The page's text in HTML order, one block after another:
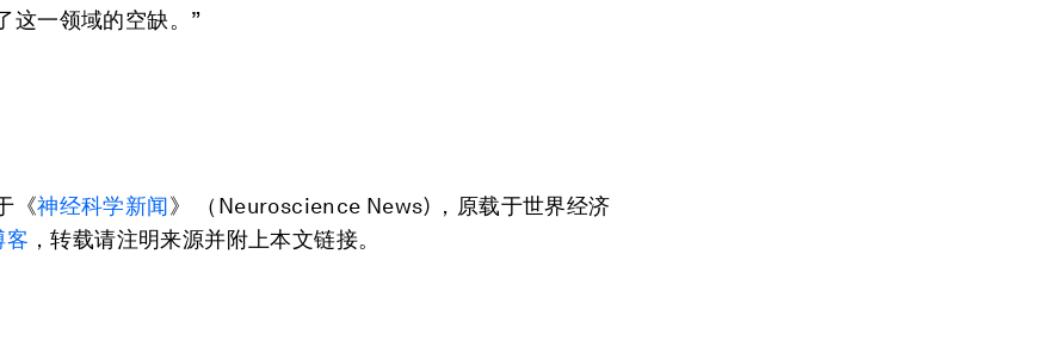
这一领域的空缺。”
《神经科学新闻》 （Neuroscience News) ，原载于世界经济
客 ，转载请注明来源并附上本文链接。